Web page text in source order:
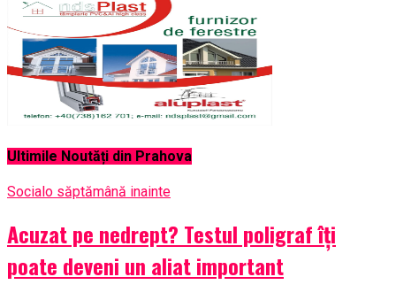
Ultimile Noutăți din Prahova
Social o săptămână inainte
Acuzat pe nedrept? Testul poligraf îţi
poate deveni un aliat important